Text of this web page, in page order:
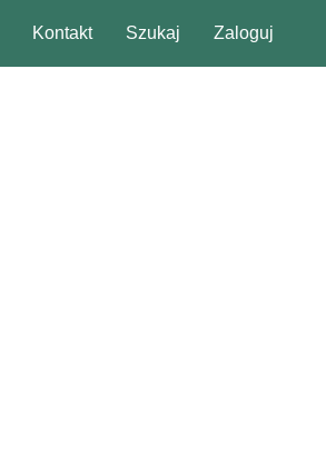
Kontakt Szukaj Zaloguj